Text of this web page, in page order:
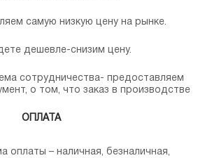
самую низкую цену на рынке.
дешевле-снизим цену.
сотрудничества- предоставляем
о том, что заказ в производстве
ОПЛАТА
оплаты – наличная, безналичная,